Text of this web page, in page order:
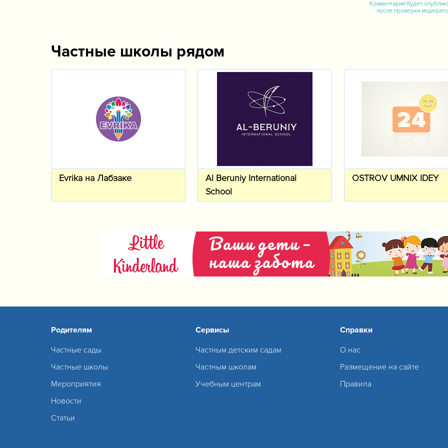
Комментарий будет
после проверки
Частные школы рядом
Evrika на Лабзаке
Al Beruniy International
School
OSTROV UMNIX IDEY
Родителям
Частные сады
Частные школы
Мероприятия
Новости
Статьи
Сервисы
Частным детским садам
Частным школам
Учебным центрам
Справки
О нас
Размещение на сайте
Правила